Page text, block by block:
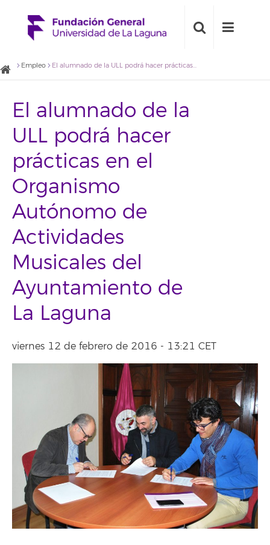
Empleo El alumnado de la ULL podrá hacer prácticas en el Organismo Autónomo de Actividades Musicales del Ayuntamiento de La Laguna
El alumnado de la
ULL podrá hacer
prácticas en el
Organismo
Autónomo de
Actividades
Musicales del
Ayuntamiento de
La Laguna
viernes 12 de febrero de 2016 - 13:21 CET